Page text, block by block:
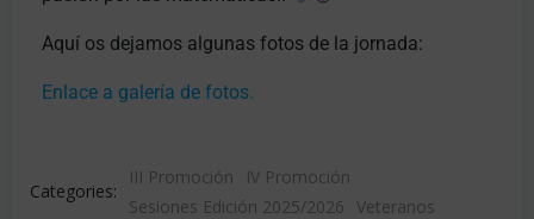
Aquí os dejamos algunas fotos de la jornada:
Enlace a galería de fotos.
Categories:
III Promoción
IV Promoción
Sesiones Edición 2025/2026 Veteranos